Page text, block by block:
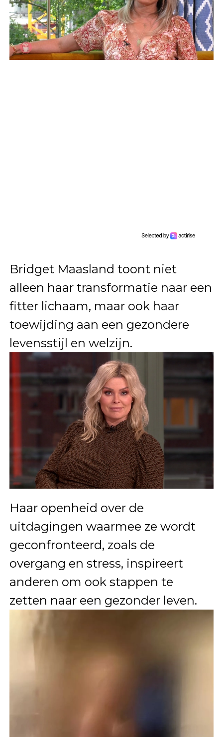
Bridget Maasland toont niet
alleen haar transformatie naar een
fitter lichaam, maar ook haar
toewijding aan een gezondere
levensstijl en welzijn.
Haar openheid over de
uitdagingen waarmee ze wordt
geconfronteerd, zoals de
overgang en stress, inspireert
anderen om ook stappen te
zetten naar een gezonder leven.